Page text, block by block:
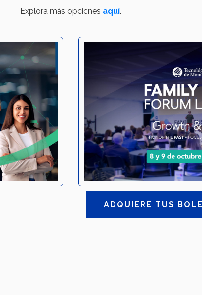
Explora más opciones aquí.
ADQUIERE TUS